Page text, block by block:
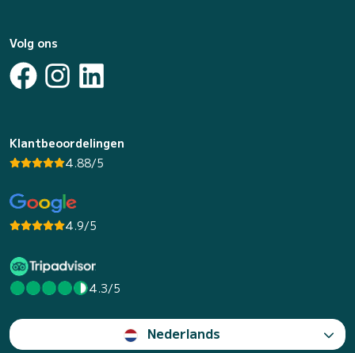
Volg ons
Klantbeoordelingen
4.88/5
4.9/5
4.3/5
Nederlands